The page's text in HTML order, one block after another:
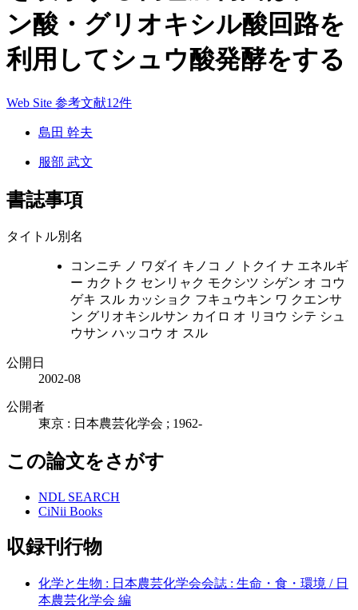
ン酸・グリオキシル酸回路を
利用してシュウ酸発酵をする
Web Site 参考文献12件
島田 幹夫
服部 武文
書誌事項
タイトル別名
コンニチ ノ ワダイ キノコ ノ トクイ ナ エネルギ
ー カクトク センリャク モクシツ シゲン オ コウ
ゲキ スル カッショク フキュウキン ワ クエンサ
ン グリオキシルサン カイロ オ リヨウ シテ シュ
ウサン ハッコウ オ スル
公開日
2002-08
公開者
東京 : 日本農芸化学会 ; 1962-
この論文をさがす
NDL SEARCH
CiNii Books
収録刊行物
化学と生物 : 日本農芸化学会会誌 : 生命・食・環境 / 日
本農芸化学会 編